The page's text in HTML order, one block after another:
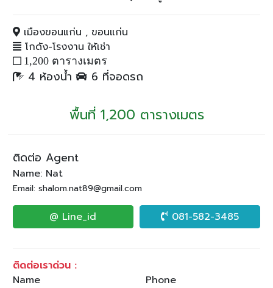
เมืองขอนแก่น , ขอนแก่น
โกดัง-โรงงาน ให้เช่า
1,200 ตารางเมตร
4 ห้องน้ำ 6 ที่จอดรถ
พื้นที่ 1,200 ตารางเมตร
ติดต่อ Agent
Name: Nat
Email: shalom.nat89@gmail.com
@ Line_id 081-582-3485
ติดต่อเราด่วน :
Name
Phone